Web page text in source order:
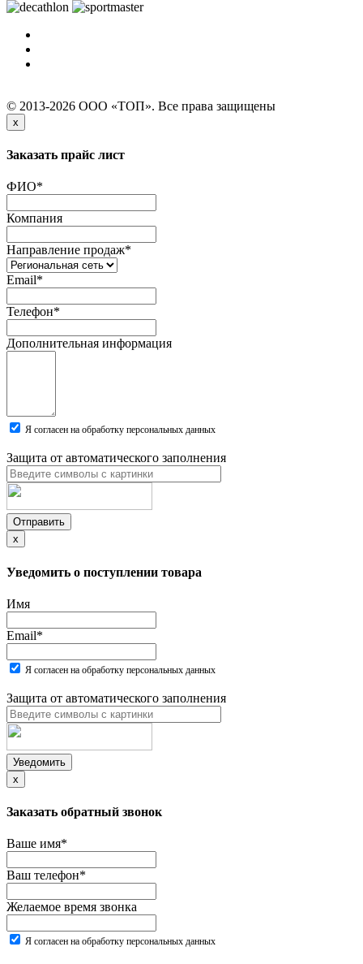
© 2013-2026 ООО «ТОП». Все права защищены
x
Заказать прайс лист
ФИО*
Компания
Направление продаж*
Email*
Телефон*
Дополнительная информация
Я согласен на обработку персональных данных
Защита от автоматического заполнения
Отправить
x
Уведомить о поступлении товара
Имя
Email*
Я согласен на обработку персональных данных
Защита от автоматического заполнения
Уведомить
x
Заказать обратный звонок
Ваше имя*
Ваш телефон*
Желаемое время звонка
Я согласен на обработку персональных данных